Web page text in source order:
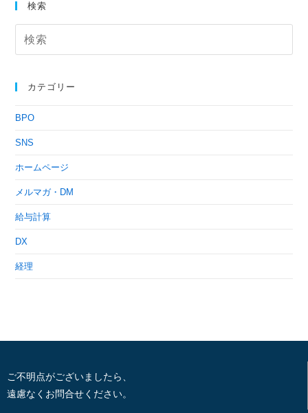
検索
カテゴリー
BPO
SNS
ホームページ
メルマガ・DM
給与計算
DX
経理
ご不明点がございましたら、
遠慮なくお問合せください。